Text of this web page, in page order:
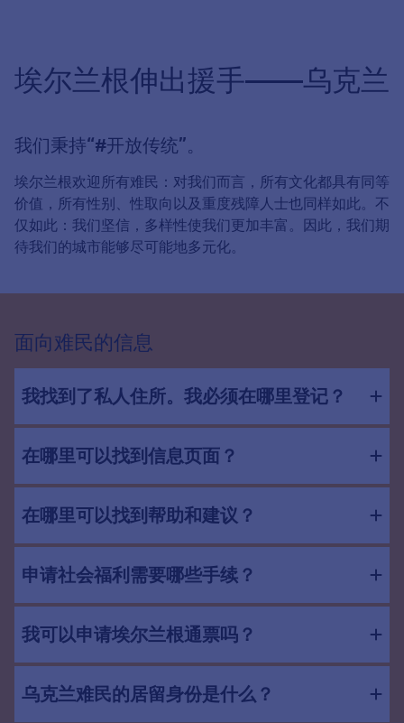
埃尔兰根伸出援手——乌克兰
我们秉持“#开放传统”。
埃尔兰根欢迎所有难民：对我们而言，所有文化都具有同等
价值，所有性别、性取向以及重度残障人士也同样如此。不
仅如此：我们坚信，多样性使我们更加丰富。因此，我们期
待我们的城市能够尽可能地多元化。
面向难民的信息
我找到了私人住所。我必须在哪里登记？
在哪里可以找到信息页面？
在哪里可以找到帮助和建议？
申请社会福利需要哪些手续？
我可以申请埃尔兰根通票吗？
乌克兰难民的居留身份是什么？